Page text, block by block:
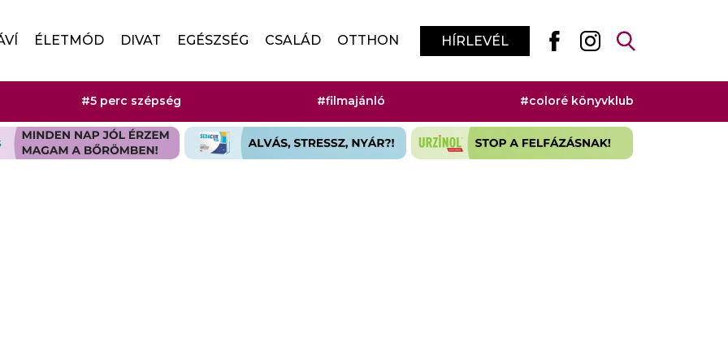
ÉLETMÓD DIVAT EGÉSZSÉG CSALÁD OTTHON HÍRLEVÉL
#5 perc szépség #filmajánló #coloré könyvklub